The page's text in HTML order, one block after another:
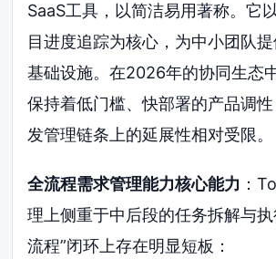
SaaS工具，以简洁易用著称。它
目进度追踪为核心，为中小团队
基础设施。在2026年的协同生态
保持着低门槛、快部署的产品调
发管理链条上的延展性相对受限。
全流程需求管理能力核心能力 ：
理上侧重于中后段的任务拆解与
流程”闭环上存在明显短板：